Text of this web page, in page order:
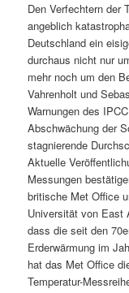
Den Verfechtern der
angeblich
Deutschland ein
durchaus nicht nur
mehr noch um den
Vahrenholt und
Warnungen des
Abschwächung der
stagnierende
Aktuelle
Messungen
britische Met Office
Universität von East
dass die seit den
Erderwärmung im
hat das Met Office
Temperatur-